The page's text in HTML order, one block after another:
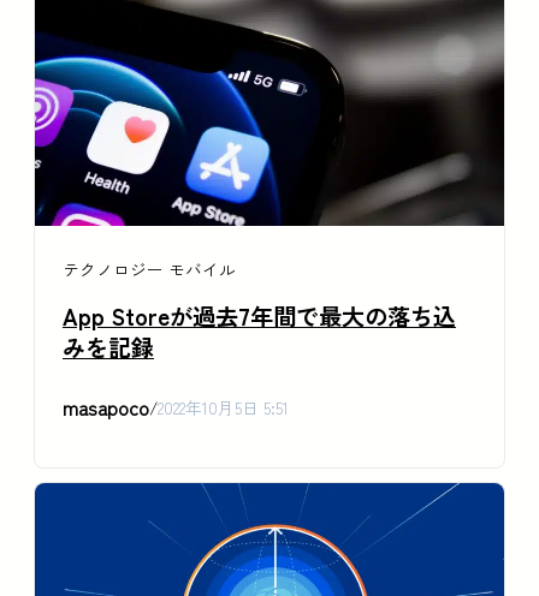
テクノロジー モバイル
App Storeが過去7年間で最大の落ち込
みを記録
masapoco/2022年10月5日 5:51